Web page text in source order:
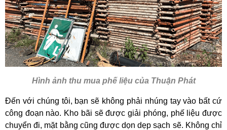
Hình ảnh thu mua phế liệu của Thuận Phát
Đến với chúng tôi, bạn sẽ không phải nhúng tay vào bất cứ
công đoạn nào. Kho bãi sẽ được giải phóng, phế liệu được
chuyển đi, mặt bằng cũng được dọn dẹp sạch sẽ. Không chỉ